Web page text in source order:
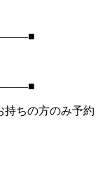
ちの方のみ予約